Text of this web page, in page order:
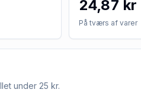
24,87 kr
På tværs af varer
under 25 kr.